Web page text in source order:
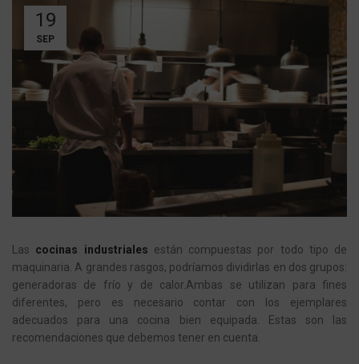
19
SEP
Las cocinas industriales están compuestas por todo tipo de
maquinaria. A grandes rasgos, podríamos dividirlas en dos grupos:
generadoras de frío y de calor. Ambas se utilizan para fines
diferentes, pero es necesario contar con los ejemplares
adecuados para una cocina bien equipada. Estas son las
recomendaciones que debemos tener en cuenta.